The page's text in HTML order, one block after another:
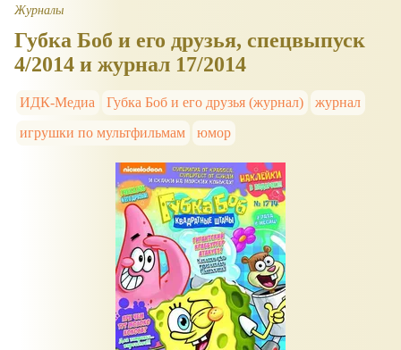
Журналы
Губка Боб и его друзья, спецвыпуск
4/2014 и журнал 17/2014
ИДК-Медиа Губка Боб и его друзья (журнал)
журнал
игрушки по мультфильмам
юмор